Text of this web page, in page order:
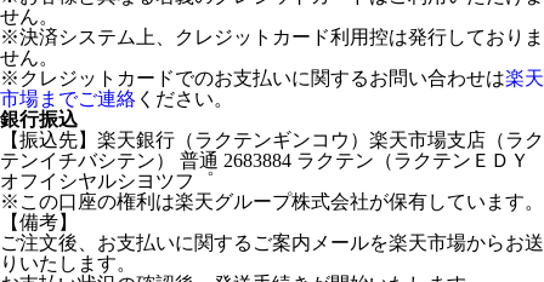
せん。
※決済システム上、クレジットカード利用控は発行しておりま
せん。
※クレジットカードでのお支払いに関するお問い合わせは楽天
市場までご連絡 ください。
銀行振込
【振込先】楽天銀行（ラクテンギンコウ）楽天市場支店（ラク
テンイチバシテン） 普通 2683884 ラクテン（ラクテンＥＤＹ
オフイシヤルシヨツフ゜
※この口座の権利は楽天グループ株式会社が保有しています。
【備考】
ご注文後、お支払いに関するご案内メールを楽天市場からお送
りいたします。